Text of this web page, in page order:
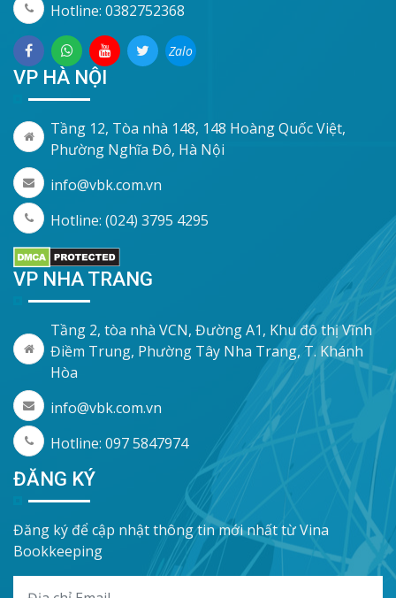
Hotline: 0382752368
Zalo
VP HÀ NỘI
Tầng 12, Tòa nhà 148, 148 Hoàng Quốc Việt,
Phường Nghĩa Đô, Hà Nội
info@vbk.com.vn
Hotline: (024) 3795 4295
VP NHA TRANG
Tầng 2, tòa nhà VCN, Đường A1, Khu đô thị Vĩnh
Điềm Trung, Phường Tây Nha Trang, T. Khánh
Hòa
info@vbk.com.vn
Hotline: 097 5847974
ĐĂNG KÝ
Đăng ký để cập nhật thông tin mới nhất từ Vina
Bookkeeping